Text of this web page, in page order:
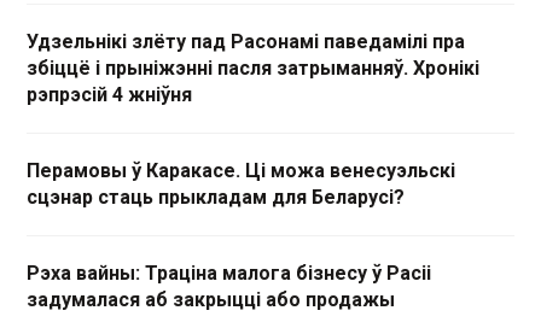
Удзельнікі злёту пад Расонамі паведамілі пра
збіццё і прыніжэнні пасля затрыманняў. Хронікі
рэпрэсій 4 жніўня
Перамовы ў Каракасе. Ці можа венесуэльскі
сцэнар стаць прыкладам для Беларусі?
Рэха вайны: Траціна малога бізнесу ў Расіі
задумалася аб закрыцці або продажы